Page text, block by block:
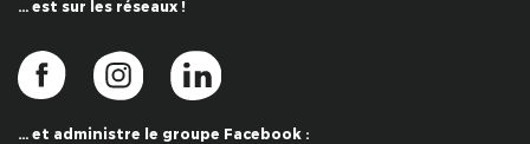
… est sur les réseaux !
… et administre le groupe Facebook :